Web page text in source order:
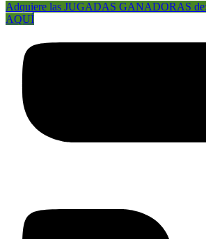
Adquiere las JUGADAS GANADORAS
AQUÍ